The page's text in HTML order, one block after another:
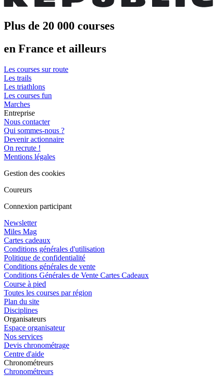
Plus de 20 000 courses
en France et ailleurs
Les courses sur route
Les trails
Les triathlons
Les courses fun
Marches
Entreprise
Nous contacter
Qui sommes-nous ?
Devenir actionnaire
On recrute !
Mentions légales
Gestion des cookies
Coureurs
Connexion participant
Newsletter
Miles Mag
Cartes cadeaux
Conditions générales d'utilisation
Politique de confidentialité
Conditions générales de vente
Conditions Générales de Vente Cartes Cadeaux
Course à pied
Toutes les courses par région
Plan du site
Disciplines
Organisateurs
Espace organisateur
Nos services
Devis chronométrage
Centre d'aide
Chronométreurs
Chronométreurs